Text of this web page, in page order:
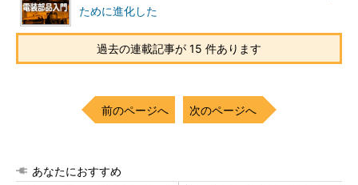
ために進化した
過去の連載記事が 15 件あります
前のページへ 次のページへ
あなたにおすすめ